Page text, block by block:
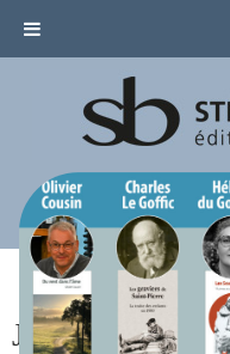
Jean-Luc Daniel